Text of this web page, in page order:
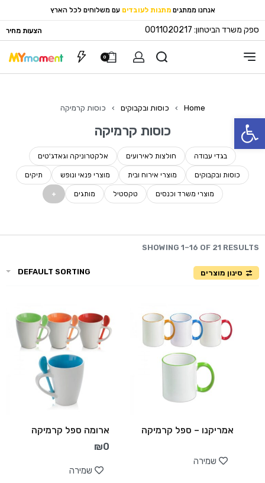
פתח סרגל נגישות
אנחנו ממתגים מתנות לעובדים עם משלוחים לכל הארץ
ספק משרד הביטחון: 0011020217 הצעות מחיר
0
Home
› כוסות ובקבוקים › כוסות קרמיקה
כוסות קרמיקה
בגדי עבודה חולצות לאירועים אלקטרוניקה וגאדג'טים
כוסות ובקבוקים מוצרי אירוח ובית מוצרי פנאי ונופש תיקים
מוצרי משרד וכנסים טקסטיל מותגים
SHOWING 1–16 OF 21 RESULTS
סינון מוצרים DEFAULT SORTING
אמריקנו – ספל קרמיקה
שמירה
ארומה ספל קרמיקה
₪0
שמירה